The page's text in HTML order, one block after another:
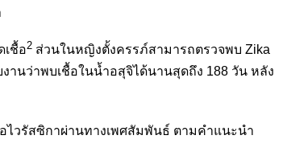
เชื้อ2 ส่วนในหญิงตั้งครรภ์สามารถตรวจพบ Zika
านว่าพบเชื้อในน้ำอสุจิได้นานสุดถึง 188 วัน หลัง
ไวรัสซิกาผ่านทางเพศสัมพันธ์ ตามคำแนะนำ